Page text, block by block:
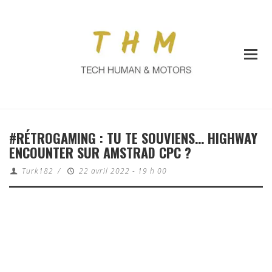
#RÉTROGAMING : TU TE SOUVIENS… HIGHWAY
ENCOUNTER SUR AMSTRAD CPC ?
Turk182 / 22 avril 2022 - 19 h 00